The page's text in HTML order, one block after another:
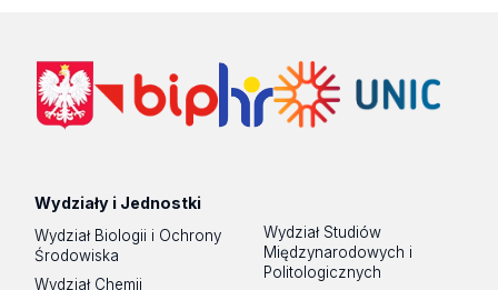
Wydziały i Jednostki
Wydział Biologii i Ochrony
Środowiska
Wydział Chemii
Wydział Studiów
Międzynarodowych i
Politologicznych